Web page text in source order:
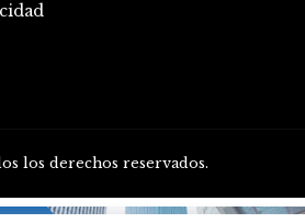
los derechos reservados.